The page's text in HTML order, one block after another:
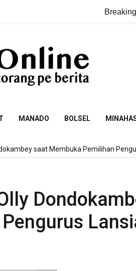
Fakta Sidang
MANADO BOLSEL
saat Membuka Pemilihan